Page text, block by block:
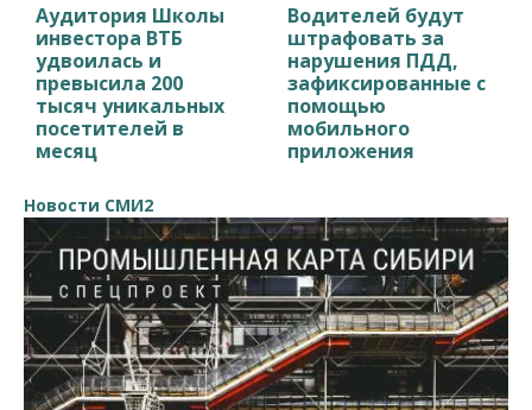
Аудитория Школы
инвестора ВТБ
удвоилась и
превысила 200
тысяч уникальных
посетителей в
месяц
Водителей будут
штрафовать за
нарушения ПДД,
зафиксированные с
помощью
мобильного
приложения
Новости СМИ2